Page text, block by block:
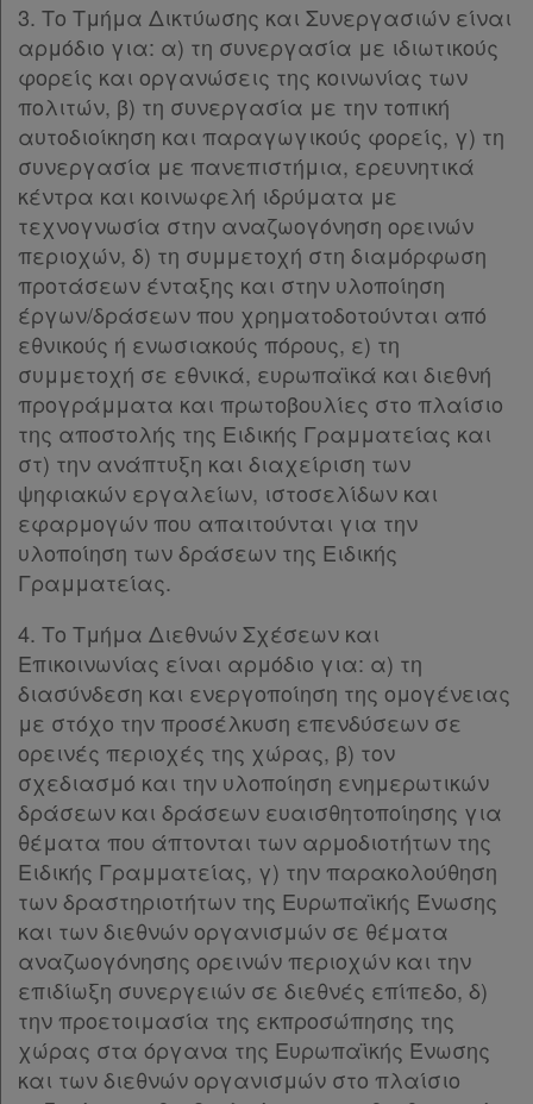
Πληροφορίες
Εταιρεία
Επικοινωνία
Όροι
χρήσης
Πολιτική
απορρήτου
και
cookies
Απόκτηση
Συνδρομής
Ατομική
συνδρομή
Ομαδικά
πακέτα
Παροχές
σε
συνδρομητές
Ενεργοί
3. Το Τμήμα Δικτύωσης και Συνεργασιών είναι
αρμόδιο για: α) τη συνεργασία με ιδιωτικούς
φορείς και οργανώσεις της κοινωνίας των
πολιτών, β) τη συνεργασία με την τοπική
αυτοδιοίκηση και παραγωγικούς φορείς, γ) τη
συνεργασία με πανεπιστήμια, ερευνητικά
κέντρα και κοινωφελή ιδρύματα με
τεχνογνωσία στην αναζωογόνηση ορεινών
περιοχών, δ) τη συμμετοχή στη διαμόρφωση
προτάσεων ένταξης και στην υλοποίηση
έργων/δράσεων που χρηματοδοτούνται από
εθνικούς ή ενωσιακούς πόρους, ε) τη
συμμετοχή σε εθνικά, ευρωπαϊκά και διεθνή
προγράμματα και πρωτοβουλίες στο πλαίσιο
της αποστολής της Ειδικής Γραμματείας και
στ) την ανάπτυξη και διαχείριση των
ψηφιακών εργαλείων, ιστοσελίδων και
εφαρμογών που απαιτούνται για την
υλοποίηση των δράσεων της Ειδικής
Γραμματείας.
4. Το Τμήμα Διεθνών Σχέσεων και
Επικοινωνίας είναι αρμόδιο για: α) τη
διασύνδεση και ενεργοποίηση της ομογένειας
με στόχο την προσέλκυση επενδύσεων σε
ορεινές περιοχές της χώρας, β) τον
σχεδιασμό και την υλοποίηση ενημερωτικών
δράσεων και δράσεων ευαισθητοποίησης για
θέματα που άπτονται των αρμοδιοτήτων της
Ειδικής Γραμματείας, γ) την παρακολούθηση
των δραστηριοτήτων της Ευρωπαϊκής Ένωσης
και των διεθνών οργανισμών σε θέματα
αναζωογόνησης ορεινών περιοχών και την
επιδίωξη συνεργειών σε διεθνές επίπεδο, δ)
την προετοιμασία της εκπροσώπησης της
χώρας στα όργανα της Ευρωπαϊκής Ένωσης
και των διεθνών οργανισμών στο πλαίσιο